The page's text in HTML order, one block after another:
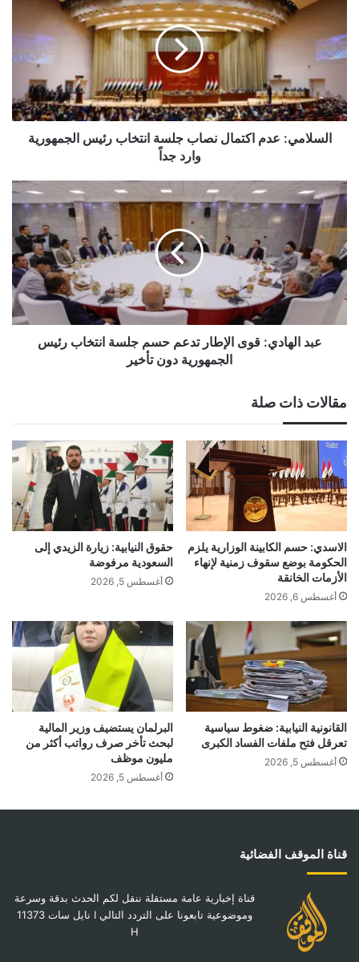
نصاب
جلسة
رئيس
الجمهورية
وارد
السلامي: عدم اكتمال نصاب جلسة انتخاب رئيس الجمهورية
وارد جداً
عبد
الهادي:
قوى
الإطار
تدعم
حسم
جلسة
انتخاب
رئيس
الجمهوريةعبد الهادي: قوى الإطار تدعم حسم جلسة انتخاب رئيس
الجمهورية دون تأخير
مقالات ذات صلة
الاسدي: حسم الكابينة الوزارية يلزم
الحكومة بوضع سقوف زمنية لإنهاء
الأزمات الخانقة
أغسطس 6, 2026
حقوق النيابية: زيارة الزيدي إلى
السعودية مرفوضة
أغسطس 5, 2026
القانونية النيابية: ضغوط سياسية
تعرقل فتح ملفات الفساد الكبرى
أغسطس 5, 2026
البرلمان يستضيف وزير المالية
لبحث تأخر صرف رواتب أكثر من
مليون موظف
أغسطس 5, 2026
قناة الموقف الفضائية
قناة إخبارية عامة مستقلة ننقل لكم الحدث بدقة وسرعة
وموضوعية تابعونا على التردد التالي I نايل سات 11373
H